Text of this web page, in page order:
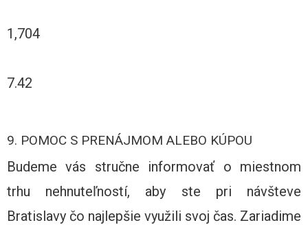
1,704
7.42
9. POMOC S PRENÁJMOM ALEBO KÚPOU
Budeme vás stručne informovať o miestnom
trhu nehnuteľností, aby ste pri návšteve
Bratislavy čo najlepšie využili svoj čas. Zariadime